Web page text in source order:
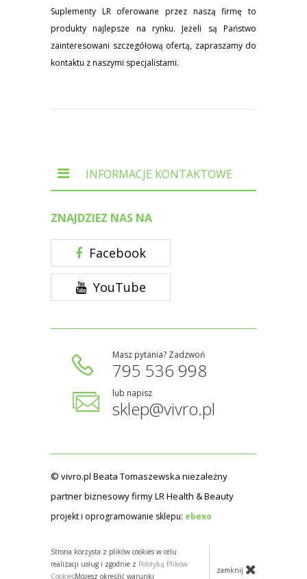
Suplementy LR oferowane przez naszą firmę to
produkty najlepsze na rynku. Jeżeli są Państwo
zainteresowani szczegółową ofertą, zapraszamy do
kontaktu z naszymi specjalistami.
INFORMACJE KONTAKTOWE
ZNAJDZIEZ NAS NA
Facebook
YouTube
Masz pytania? Zadzwoń
795 536 998
lub napisz
sklep@vivro.pl
© vivro.pl Beata Tomaszewska niezależny
partner biznesowy firmy LR Health & Beauty
projekt i oprogramowanie sklepu: ebexo
Strona korzysta z plików cookies w celu
realizacji usług i zgodnie z Polityką Plików
CookiesMożesz określić warunki
zamknij